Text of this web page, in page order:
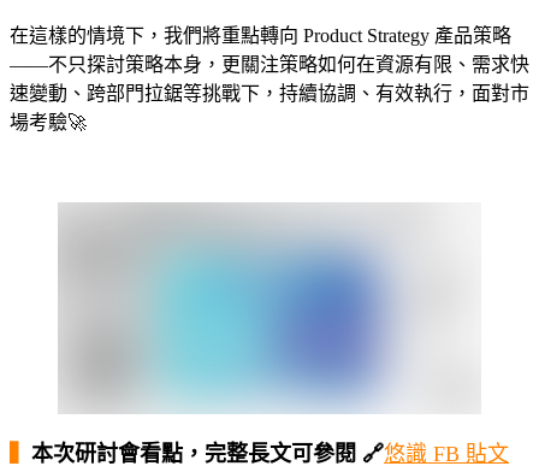
在這樣的情境下，我們將重點轉向 Product Strategy 產品策略
——不只探討策略本身，更關注策略如何在資源有限、需求快
速變動、跨部門拉鋸等挑戰下，持續協調、有效執行，面對市
場考驗🚀
本次研討會看點，完整長文可參閱 🔗悠識 FB 貼文